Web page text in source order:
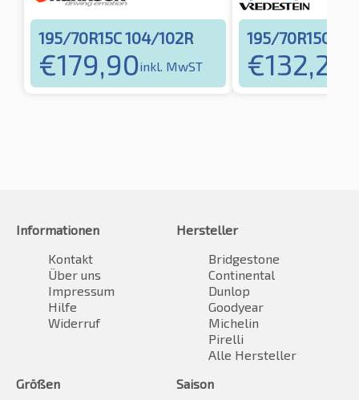
195/70R15C 104/102R
€179,90inkl. MwST
195/70R15C
€132,29
Informationen
Kontakt
Über uns
Impressum
Hilfe
Widerruf
Hersteller
Bridgestone
Continental
Dunlop
Goodyear
Michelin
Pirelli
Alle Hersteller
Größen
Saison